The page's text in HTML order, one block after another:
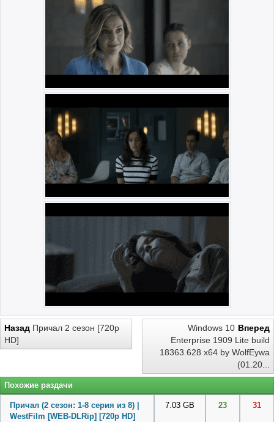
Назад Причал 2 сезон [720p
HD]
Вперед
Windows 10
Enterprise 1909 Lite build
18363.628 x64 by WolfEywa
(01.20...
Похожие раздачи
Причал (2 сезон: 1-8 серия из 8) |
WestFilm [WEB-DLRip] [720p HD]
7.03 GB 23 31